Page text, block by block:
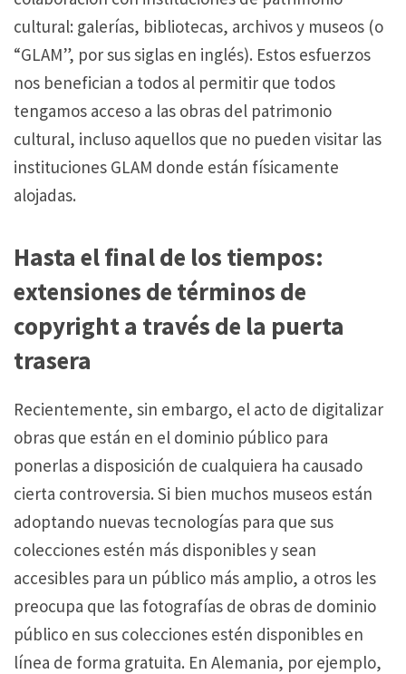
cultural: galerías, bibliotecas, archivos y museos (o
“GLAM”, por sus siglas en inglés). Estos esfuerzos
nos benefician a todos al permitir que todos
tengamos acceso a las obras del patrimonio
cultural, incluso aquellos que no pueden visitar las
instituciones GLAM donde están físicamente
alojadas.
Hasta el final de los tiempos:
extensiones de términos de
copyright a través de la puerta
trasera
Recientemente, sin embargo, el acto de digitalizar
obras que están en el dominio público para
ponerlas a disposición de cualquiera ha causado
cierta controversia. Si bien muchos museos están
adoptando nuevas tecnologías para que sus
colecciones estén más disponibles y sean
accesibles para un público más amplio, a otros les
preocupa que las fotografías de obras de dominio
público en sus colecciones estén disponibles en
línea de forma gratuita. En Alemania, por ejemplo,